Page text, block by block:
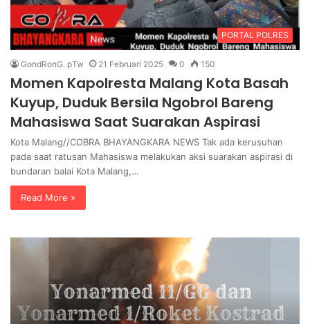
PORTAL POLRES
GondRonG. pTw 21 Februari 2025 0 150
Momen Kapolresta Malang Kota Basah
Kuyup, Duduk Bersila Ngobrol Bareng
Mahasiswa Saat Suarakan Aspirasi
Kota Malang//COBRA BHAYANGKARA NEWS Tak ada kerusuhan
pada saat ratusan Mahasiswa melakukan aksi suarakan aspirasi di
bundaran balai Kota Malang,…
Read More »
a
p
o